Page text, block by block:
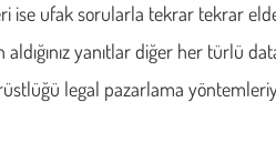
ise ufak sorularla tekrar tekrar
yanıtlar diğer her türlü
legal pazarlama